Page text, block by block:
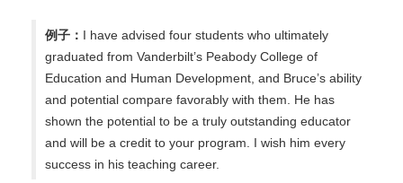
例子： I have advised four students who ultimately
graduated from Vanderbilt’s Peabody College of
Education and Human Development, and Bruce’s ability
and potential compare favorably with them. He has
shown the potential to be a truly outstanding educator
and will be a credit to your program. I wish him every
success in his teaching career.